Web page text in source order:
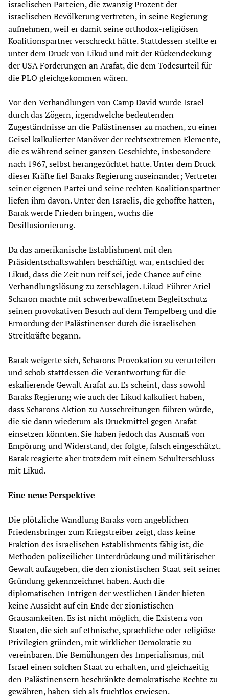
israelischen Parteien, die zwanzig Prozent der
israelischen Bevölkerung vertreten, in seine Regierung
aufnehmen, weil er damit seine orthodox-religiösen
Koalitionspartner verschreckt hätte. Stattdessen stellte er
unter dem Druck von Likud und mit der Rückendeckung
der USA Forderungen an Arafat, die dem Todesurteil für
die PLO gleichgekommen wären.
Vor den Verhandlungen von Camp David wurde Israel
durch das Zögern, irgendwelche bedeutenden
Zugeständnisse an die Palästinenser zu machen, zu einer
Geisel kalkulierter Manöver der rechtsextremen Elemente,
die es während seiner ganzen Geschichte, insbesondere
nach 1967, selbst herangezüchtet hatte. Unter dem Druck
dieser Kräfte fiel Baraks Regierung auseinander; Vertreter
seiner eigenen Partei und seine rechten Koalitionspartner
liefen ihm davon. Unter den Israelis, die gehoffte hatten,
Barak werde Frieden bringen, wuchs die
Desillusionierung.
Da das amerikanische Establishment mit den
Präsidentschaftswahlen beschäftigt war, entschied der
Likud, dass die Zeit nun reif sei, jede Chance auf eine
Verhandlungslösung zu zerschlagen. Likud-Führer Ariel
Scharon machte mit schwerbewaffnetem Begleitschutz
seinen provokativen Besuch auf dem Tempelberg und die
Ermordung der Palästinenser durch die israelischen
Streitkräfte begann.
Barak weigerte sich, Scharons Provokation zu verurteilen
und schob stattdessen die Verantwortung für die
eskalierende Gewalt Arafat zu. Es scheint, dass sowohl
Baraks Regierung wie auch der Likud kalkuliert haben,
dass Scharons Aktion zu Ausschreitungen führen würde,
die sie dann wiederum als Druckmittel gegen Arafat
einsetzen könnten. Sie haben jedoch das Ausmaß von
Empörung und Widerstand, der folgte, falsch eingeschätzt.
Barak reagierte aber trotzdem mit einem Schulterschluss
mit Likud.
Eine neue Perspektive
Die plötzliche Wandlung Baraks vom angeblichen
Friedensbringer zum Kriegstreiber zeigt, dass keine
Fraktion des israelischen Establishments fähig ist, die
Methoden polizeilicher Unterdrückung und militärischer
Gewalt aufzugeben, die den zionistischen Staat seit seiner
Gründung gekennzeichnet haben. Auch die
diplomatischen Intrigen der westlichen Länder bieten
keine Aussicht auf ein Ende der zionistischen
Grausamkeiten. Es ist nicht möglich, die Existenz von
Staaten, die sich auf ethnische, sprachliche oder religiöse
Privilegien gründen, mit wirklicher Demokratie zu
vereinbaren. Die Bemühungen des Imperialismus, mit
Israel einen solchen Staat zu erhalten, und gleichzeitig
den Palästinensern beschränkte demokratische Rechte zu
gewähren, haben sich als fruchtlos erwiesen.